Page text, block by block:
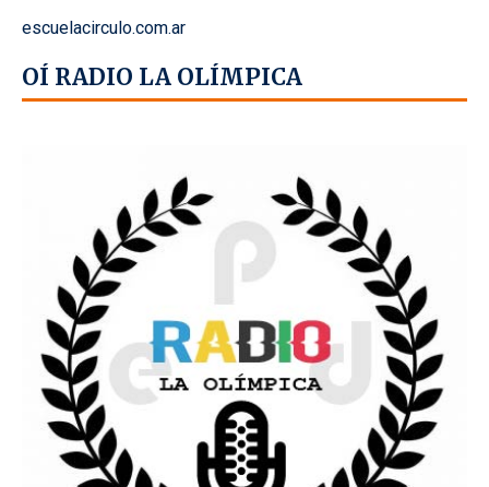
escuelacirculo.com.ar
OÍ RADIO LA OLÍMPICA